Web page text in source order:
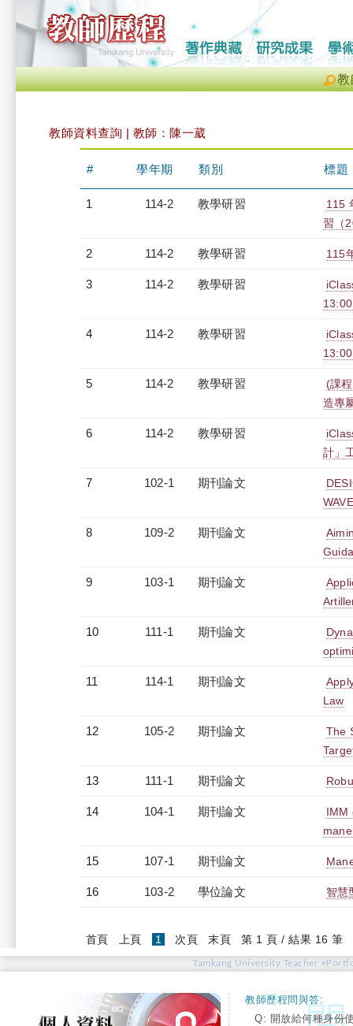
教
教師資料查詢 | 教師：陳一葳
# 學年期 類別 標題
1 114-2 教學研習
115
習（
2 114-2 教學研習 115
3 114-2 教學研習
4 114-2 教學研習
5 114-2 教學研習
(課
造專
6 114-2 教學研習
計」
7 102-1 期刊論文
8 109-2 期刊論文
9 103-1 期刊論文
10 111-1 期刊論文
11 114-1 期刊論文
Law
12 105-2 期刊論文
The
13 111-1 期刊論文
14 104-1 期刊論文
IMM
15 107-1 期刊論文
16 103-2 學位論文 智慧
首頁 上頁 1 (current)
次頁 末頁 第 1 頁 / 結果 16 筆
Tamkang University Teacher
教師歷程問與答:
Q: 開放給何種身份